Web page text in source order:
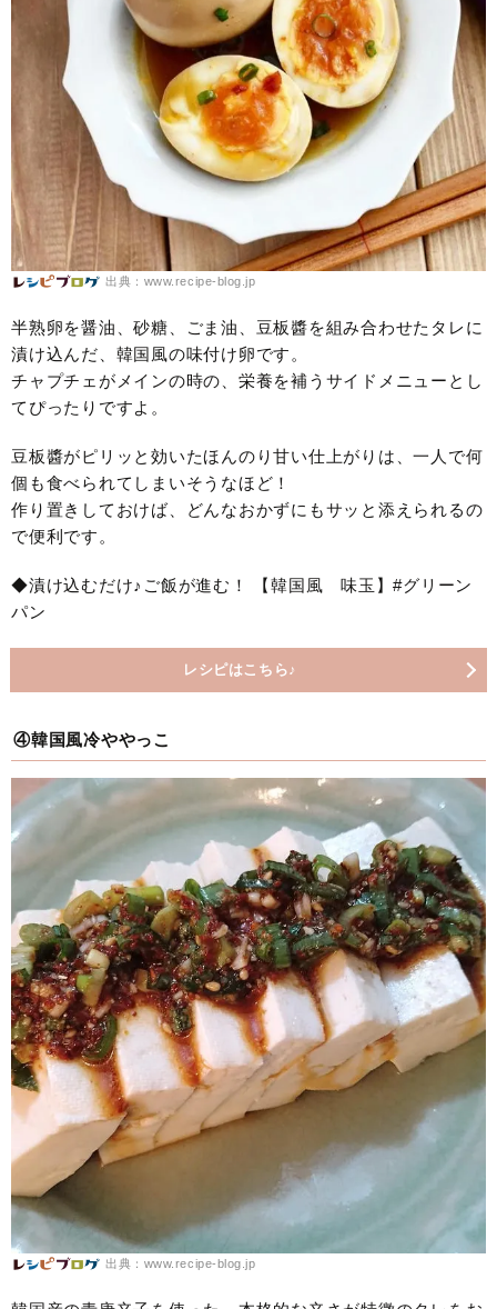
出典：www.recipe-blog.jp
半熟卵を醤油、砂糖、ごま油、豆板醬を組み合わせたタレに
漬け込んだ、韓国風の味付け卵です。
チャプチェがメインの時の、栄養を補うサイドメニューとし
てぴったりですよ。
豆板醬がピリッと効いたほんのり甘い仕上がりは、一人で何
個も食べられてしまいそうなほど！
作り置きしておけば、どんなおかずにもサッと添えられるの
で便利です。
◆漬け込むだけ♪ご飯が進む！ 【韓国風 味玉】#グリーン
パン
レシピはこちら♪
④韓国風冷ややっこ
出典：www.recipe-blog.jp